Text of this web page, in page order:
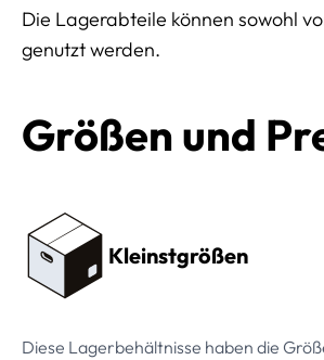
Die Lagerabteile können sowohl
genutzt werden.
Größen und
Kleinstgrößen
Diese Lagerbehältnisse haben die